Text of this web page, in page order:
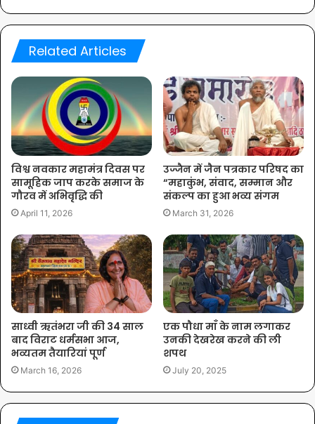
Related Articles
विश्व नवकार महामंत्र दिवस पर
सामूहिक जाप करके समाज के
गौरव में अभिवृद्धि की
April 11, 2026
उज्जैन में जैन पत्रकार परिषद का
“महाकुंभ, संवाद, सम्मान और
संकल्प का हुआ भव्य संगम
March 31, 2026
साध्वी ऋतंभरा जी की 34 साल
बाद विराट धर्मसभा आज,
भव्यतम तैयारियां पूर्ण
March 16, 2026
एक पौधा माँ के नाम लगाकर
उनकी देखरेख करने की ली
शपथ
July 20, 2025